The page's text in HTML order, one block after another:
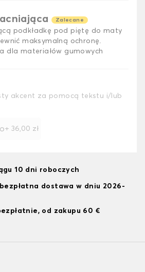
Zalecane
podkładkę pod piętę do maty
maksymalną ochronę.
dla materiałów gumowych
akcent za pomocą tekstu i/lub
+ 36,00 zł
10 dni roboczych
dostawa w dniu 2026-
od zakupu 60 €